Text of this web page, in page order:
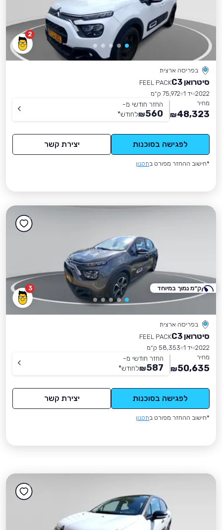
2
בפריסה ארצית
סיטרואן C3
FEEL PACK
2022 יד 1
75,972 ק״מ
מחיר
48,323
₪
החזר חודשי מ-
560
₪לחודש*
לפגישה בסוכנות יצירת קשר
*חישוב ההחזר מפורט בתקנון
3
בפריסה ארצית
סיטרואן C3
FEEL PACK
2022 יד 1
58,353 ק״מ
מחיר
50,635
₪
החזר חודשי מ-
587
₪לחודש*
לפגישה בסוכנות יצירת קשר
*חישוב ההחזר מפורט בתקנון
ק״מ נמוך במיוחד